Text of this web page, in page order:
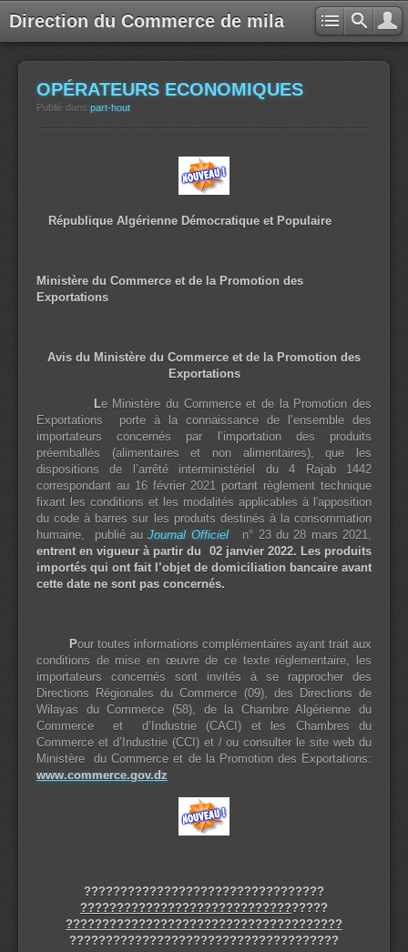
Direction du Commerce de mila
OPÉRATEURS ECONOMIQUES
Publié dans part-hout
République Algérienne Démocratique et Populaire
Ministère du Commerce et de la Promotion des
Exportations
Avis du Ministère du Commerce et de la Promotion des
Exportations
Le Ministère du Commerce et de la Promotion des
Exportations porte à la connaissance de l’ensemble des
importateurs concernés par l’importation des produits
préemballés (alimentaires et non alimentaires), que les
dispositions de l’arrêté interministériel du 4 Rajab 1442
correspondant au 16 février 2021 portant règlement technique
fixant les conditions et les modalités applicables à l'apposition
du code à barres sur les produits destinés à la consommation
humaine, publié auJournal Officieln° 23 du 28 mars 2021,
entrent en vigueur à partir du 02 janvier 2022. Les produits
importés qui ont fait l’objet de domiciliation bancaire avant
cette date ne sont pas concernés.
Pour toutes informations complémentaires ayant trait aux
conditions de mise en œuvre de ce texte réglementaire, les
importateurs concernés sont invités à se rapprocher des
Directions Régionales du Commerce (09), des Directions de
Wilayas du Commerce (58), de la Chambre Algérienne du
Commerce et d’Industrie (CACI) et les Chambres du
Commerce et d’Industrie (CCI) et / ou consulter le site web du
Ministère du Commerce et de la Promotion des Exportations:
www.commerce.gov.dz
?????????????????????????????????
?????
?????????????????????????????
??????????????????????????????????????
?????????????????????????????????????